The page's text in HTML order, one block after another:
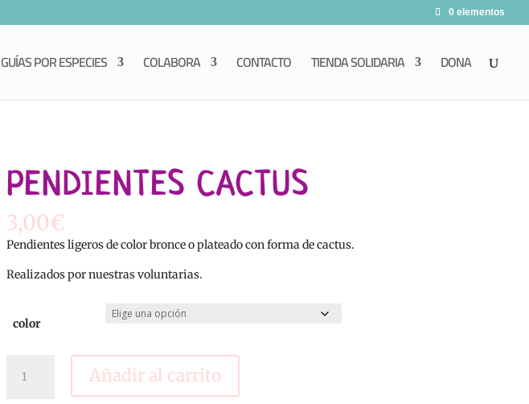
0 elementos
GUÍAS POR ESPECIES COLABORA CONTACTO TIENDA SOLIDARIA DONA
PENDIENTES CACTUS
3,00€
Pendientes ligeros de color bronce o plateado con forma de cactus.
Realizados por nuestras voluntarias.
color
CACTUS
Añadir al carrito